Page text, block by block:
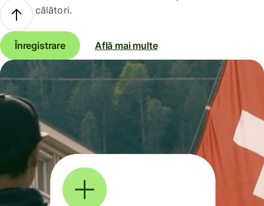
călători.
Înregistrare Află mai multe